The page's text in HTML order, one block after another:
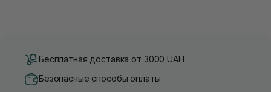
Бесплатная доставка от 3000 UAH
Безопасные способы оплаты